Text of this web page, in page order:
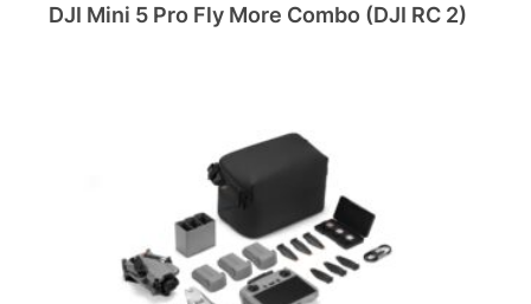
DJI Mini 5 Pro Fly More Combo (DJI RC 2)